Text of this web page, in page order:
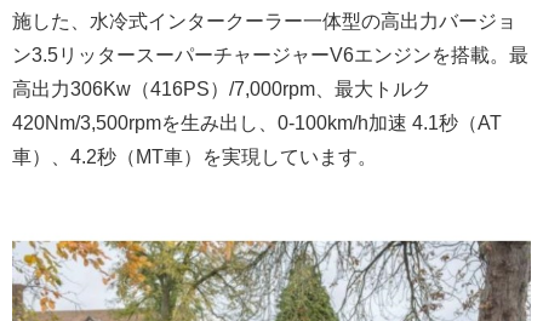
施した、水冷式インタークーラー一体型の高出力バージョ
ン3.5リッタースーパーチャージャーV6エンジンを搭載。最
高出力306Kw（416PS）/7,000rpm、最大トルク
420Nm/3,500rpmを生み出し、0-100km/h加速 4.1秒（AT
車）、4.2秒（MT車）を実現しています。